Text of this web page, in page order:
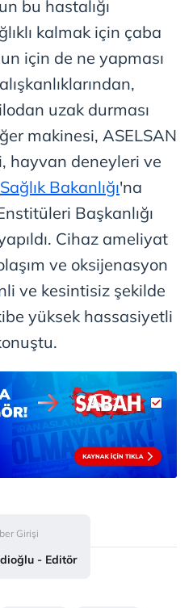
sitemizin daha işlevsel
ve sizlere yönelik
yapılması, amaçlarıyla
kullanılacaktır.
aşağıda yer alan panel
Çerez Bilgilendirme
Kanunu uyarınca
okumak ve sitemizde
çerezlerle ilgili bilgi
bu hastalığı
kalmak için çaba
için de ne yapması
uzak durması
makinesi, ASELSAN
hayvan deneyleri ve
Sağlık Bakanlığı'na
Başkanlığı
Cihaz ameliyat
ve oksijenasyon
ve kesintisiz şekilde
yüksek hassasiyetli
Girişi
- Editör